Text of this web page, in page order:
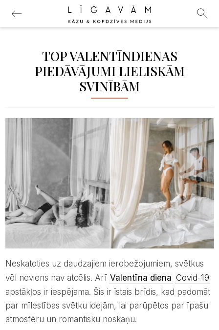
TOP VALENTĪNDIENAS
PIEDĀVĀJUMI LIELISKĀM
SVINĪBĀM
Neskatoties uz daudzajiem ierobežojumiem, svētkus
vēl neviens nav atcēlis. Arī Valentīna diena Covid-19
apstākļos ir iespējama. Šis ir īstais brīdis, kad padomāt
par mīlestības svētku idejām, lai parūpētos par īpašu
atmosfēru un romantisku noskaņu.